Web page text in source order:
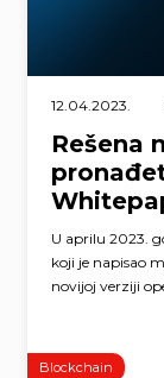
12.04.2023.
Rešena
U aprilu 2023.
koji je napisao
novijoj verziji
Blockchain